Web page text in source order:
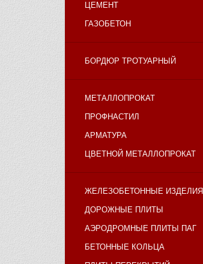
ЦЕМЕНТ
ГАЗОБЕТОН
БОРДЮР ТРОТУАРНЫЙ
МЕТАЛЛОПРОКАТ
ПРОФНАСТИЛ
АРМАТУРА
ЦВЕТНОЙ МЕТАЛЛОПРОКАТ
ЖЕЛЕЗОБЕТОННЫЕ ИЗДЕЛИЯ
ДОРОЖНЫЕ ПЛИТЫ
АЭРОДРОМНЫЕ ПЛИТЫ ПАГ
БЕТОННЫЕ КОЛЬЦА